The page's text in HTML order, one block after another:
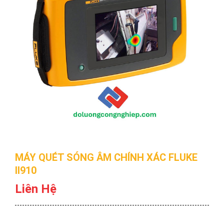
MÁY QUÉT SÓNG ÂM CHÍNH XÁC FLUKE
II910
Liên Hệ